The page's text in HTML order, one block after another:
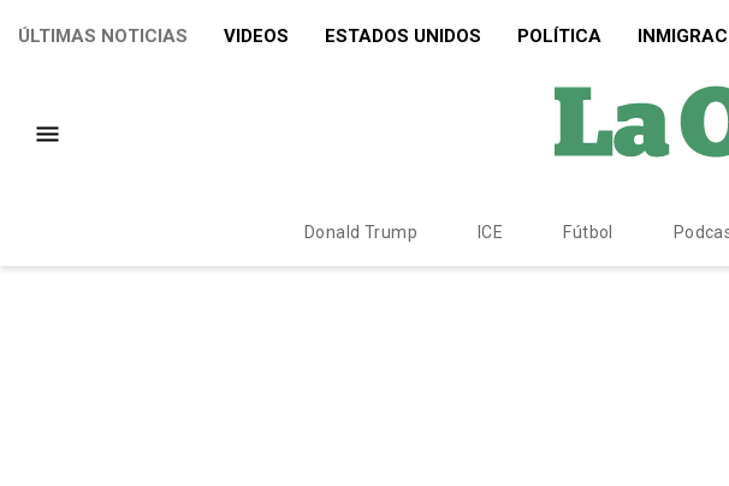
ÚLTIMAS NOTICIAS VIDEOS ESTADOS UNIDOS POLÍTICA
Donald Trump ICE Fútbol